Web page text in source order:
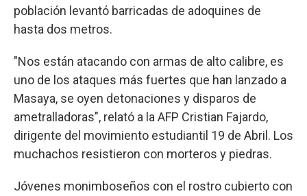
población levantó barricadas de adoquines de
hasta dos metros.
"Nos están atacando con armas de alto calibre, es
uno de los ataques más fuertes que han lanzado a
Masaya, se oyen detonaciones y disparos de
ametralladoras", relató a la AFP Cristian Fajardo,
dirigente del movimiento estudiantil 19 de Abril. Los
muchachos resistieron con morteros y piedras.
Jóvenes monimboseños con el rostro cubierto con